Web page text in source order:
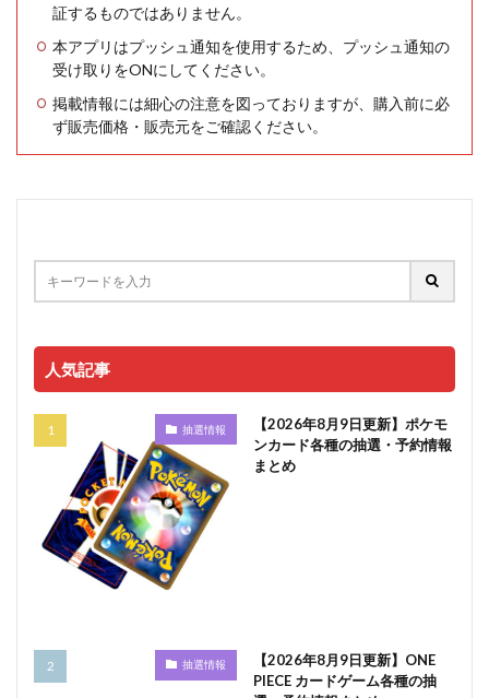
証するものではありません。
本アプリはプッシュ通知を使用するため、プッシュ通知の
受け取りをONにしてください。
掲載情報には細心の注意を図っておりますが、購入前に必
ず販売価格・販売元をご確認ください。
人気記事
抽選情報
【2026年8月9日更新】ポケモ
ンカード各種の抽選・予約情報
まとめ
抽選情報
【2026年8月9日更新】ONE
PIECE カードゲーム各種の抽